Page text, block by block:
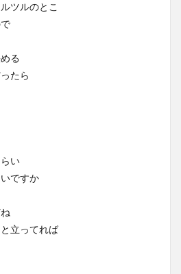
ツルのとこ
る
たら
い
ですか
立ってれば